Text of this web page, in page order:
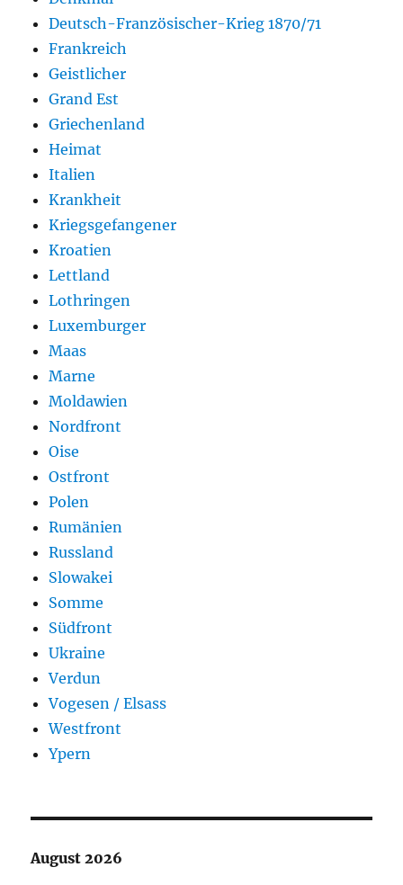
Deutsch-Französischer-Krieg 1870/71
Frankreich
Geistlicher
Grand Est
Griechenland
Heimat
Italien
Krankheit
Kriegsgefangener
Kroatien
Lettland
Lothringen
Luxemburger
Maas
Marne
Moldawien
Nordfront
Oise
Ostfront
Polen
Rumänien
Russland
Slowakei
Somme
Südfront
Ukraine
Verdun
Vogesen / Elsass
Westfront
Ypern
August 2026